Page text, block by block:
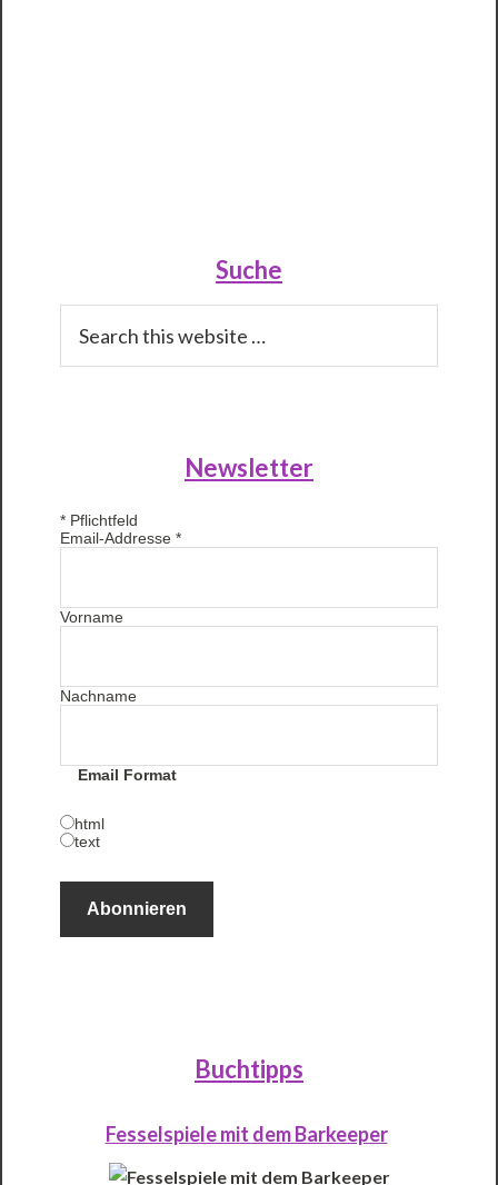
Suche
this
Newsletter
* Pflichtfeld
Email-Addresse*
Vorname
Nachname
Email Format
html
text
Buchtipps
Fesselspiele mit dem Barkeeper